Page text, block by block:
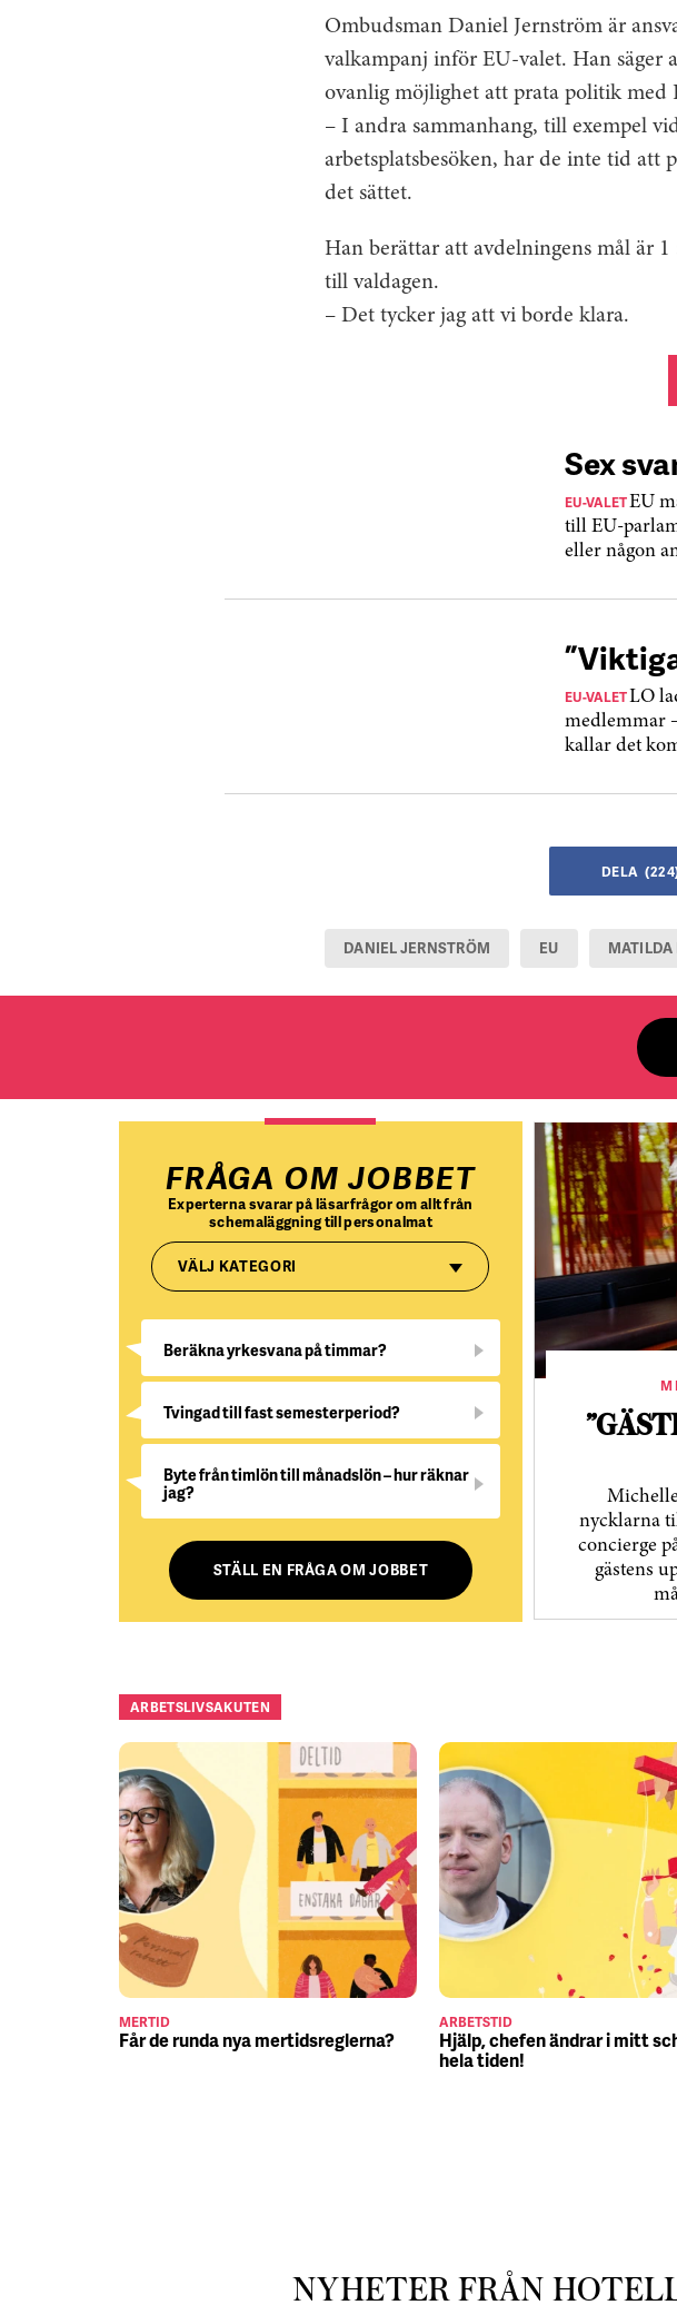
Ombudsman Daniel Jernström är
valkampanj inför EU-valet. Han säger
ovanlig möjlighet att prata politik med
– I andra sammanhang, till exempel
arbetsplatsbesöken, har de inte tid att
det sättet.
Han berättar att avdelningens mål är 1
till valdagen.
– Det tycker jag att vi borde klara.
Sex
EU-VALETEU
till EU-
eller någon
EU-VALETLO
medlemmar
kallar det
DELA (224
DANIEL JERNSTRÖM EU MATILDA
FRÅGA OM JOBBET
Experterna svarar på läsarfrågor om allt från
schemaläggning till personalmat
VÄLJ KATEGORI
Beräkna yrkesvana på timmar?
Tvingad till fast semesterperiod?
Byte från timlön till månadslön – hur räknar
jag?
STÄLL EN FRÅGA OM JOBBET
nycklarna
concierge
gästens
ARBETSLIVSAKUTEN
MERTID
Får de runda nya mertidsreglerna?
ARBETSTID
Hjälp, chefen ändrar i mitt
hela tiden!
NYHETER FRÅN